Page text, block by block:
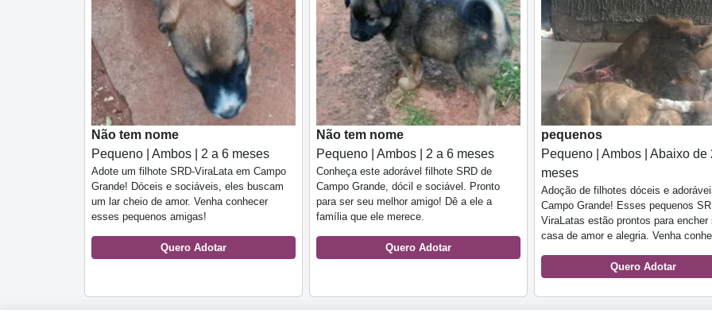
Não tem nome
Pequeno | Ambos | 2 a 6 meses
Adote um filhote SRD-ViraLata em Campo
Grande! Dóceis e sociáveis, eles buscam
um lar cheio de amor. Venha conhecer
esses pequenos amigas!
Quero Adotar
Não tem nome
Pequeno | Ambos | 2 a 6 meses
Conheça este adorável filhote SRD de
Campo Grande, dócil e sociável. Pronto
para ser seu melhor amigo! Dê a ele a
família que ele merece.
Quero Adotar
pequenos
Pequeno | Ambos | Abaixo de
meses
Adoção de filhotes dóceis e
Campo Grande! Esses pequenos
ViraLatas estão prontos para encher
casa de amor e alegria. Venha
Quero Adotar